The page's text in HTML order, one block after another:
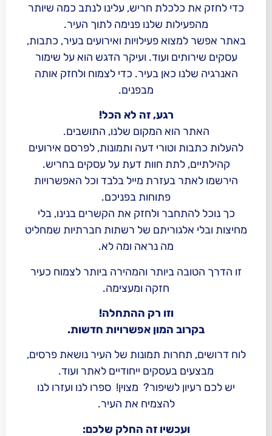
כלכלת חריש, עלינו לנתב כמה שיותר
שלנו פנימה לתוך העיר.
פעילויות ואירועים בעיר, כתבות,
ועוד. ועיקר הדגש הוא על שימור
כאן בעיר. כדי לצמוח ולחזק אותה
הוא המקום שלנו, התושבים.
וטורי דעה ותמונות, לפרסם אירועים
לתת חוות דעת על עסקים בחריש.
בעזרת מייל בלבד וכל האפשרויות
ולחזק את הקשרים בנינו, בלי
אלגוריתם של רשתות חברתיות שמחליט
ביותר והמהירה ביותר לצמוח כעיר
המון אפשרויות חדשות.
תחרות תמונות של העיר נושאת פרסים,
בעסקים ייחודיים לאתר ועוד.
לשיפור? מצוין! ספרו לנו ועזרו לנו
ועכשיו זה החלק שלכם: